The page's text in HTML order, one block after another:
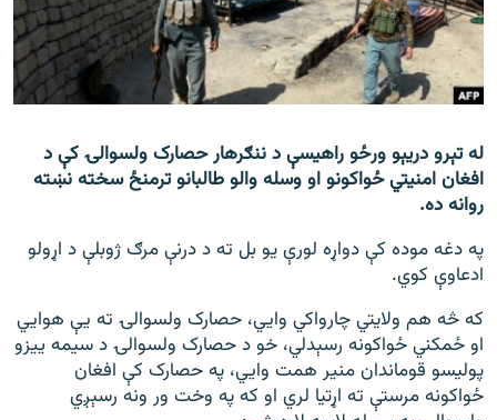
اړیکه
دري پاڼه
راسره ملګري شئ
د ازادې اروپا/ ازادي راډيو ټولې پاڼې
له تېرو دریېو ورځو راهیسې د ننګرهار حصارک ولسوالۍ کې د
افغان امنيتي ځواکونو او وسله والو طالبانو ترمنځ سخته نښته
روانه ده.
په دغه موده کې دواړه لورې یو بل ته د درنې مرګ ژوبلې د اړولو
ادعاوې کوي.
که څه هم ولایتي چارواکي وايي، حصارک ولسوالۍ ته يې هوايي
او ځمکني ځواکونه رسېدلي، خو د حصارک ولسوالۍ د سیمه ییزو
پولیسو قوماندان منیر همت وايي، په حصارک کې افغان
ځواکونه مرستې ته اړتيا لري او که په وخت ور ونه رسېږي